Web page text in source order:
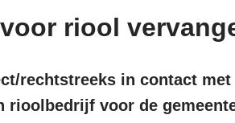
riool
rechtstreeks in contact met
rioolbedrijf voor de